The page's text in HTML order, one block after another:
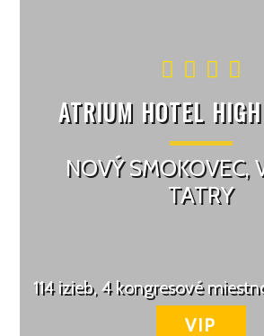
ATRIUM HOTEL
NOVÝ SMOKOVEC,
TATRY
114 izieb, 4 kongresové